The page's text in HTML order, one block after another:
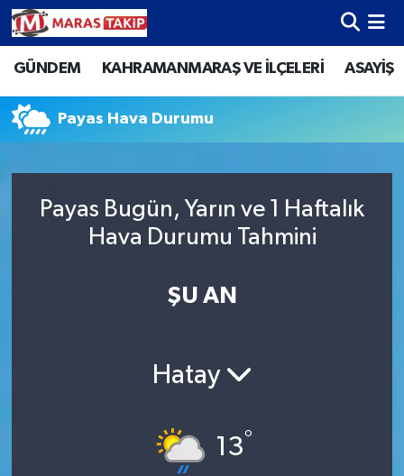
GÜNDEM KAHRAMANMARAŞ VE İLÇELERİ ASAYİŞ
Payas Hava Durumu
Payas Bugün, Yarın ve 1 Haftalık
Hava Durumu Tahmini
ŞU AN
Hatay
13°
Kahramanmaraş Nöbetçi Eczaneler
Kahramanmaraş Hava Durumu
Kahramanmaraş Trafik Yoğunluk Haritası